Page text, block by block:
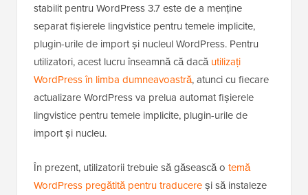
stabilit pentru WordPress 3.7 este de a menține
separat fișierele lingvistice pentru temele implicite,
plugin-urile de import și nucleul WordPress. Pentru
utilizatori, acest lucru înseamnă că dacăutilizați
WordPress în limba dumneavoastră, atunci cu fiecare
actualizare WordPress va prelua automat fișierele
lingvistice pentru temele implicite, plugin-urile de
import și nucleu.
În prezent, utilizatorii trebuie să găsească o temă
WordPress pregătită pentru traducereși să instaleze